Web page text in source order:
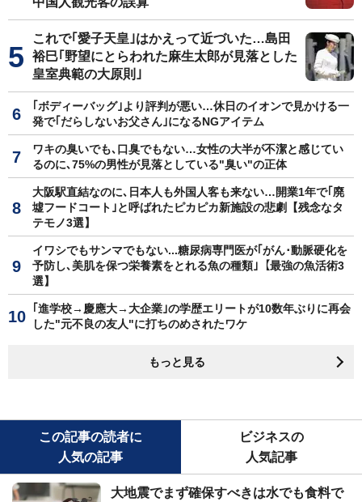
これで｢愛子天皇｣はかえって近づいた…島田
裕巳｢野望にとらわれた麻生太郎が見落とした
皇室典範の大原則｣
｢ボディーバッグ｣より評判が悪い…休日のイオンで見かける一
発で｢だらしないお父さん｣になるNGアイテム
ワキの臭いでも､口臭でもない…女性の大半が不潔と感じてい
るのに､75%の男性が見落としている"臭い"の正体
大阪駅直結なのに､日本人も外国人客も来ない…開業1年で｢廃
墟フードコート｣と呼ばれたピカピカ新施設の悲劇【残念なタ
テモノ3選】
イワシでもサンマでもない...糖尿病専門医が｢がん･動脈硬化を
予防し､美肌を保つ栄養素をとれる魚の種類｣【最強の魚活術3
選】
｢進学校→慶應大→大企業｣の学歴エリートが10数年ぶりに再会
した"元不良の友人"に打ちのめされたワケ
もっと見る
この記事の読者に
人気の記事
ビジネスの
人気記事
大地震でまず確保すべきは水でも食料で